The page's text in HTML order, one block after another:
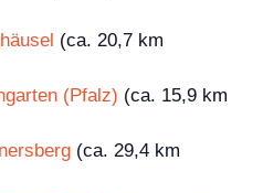
(ca. 20,7 km
(Pfalz) (ca. 15,9 km
(ca. 29,4 km